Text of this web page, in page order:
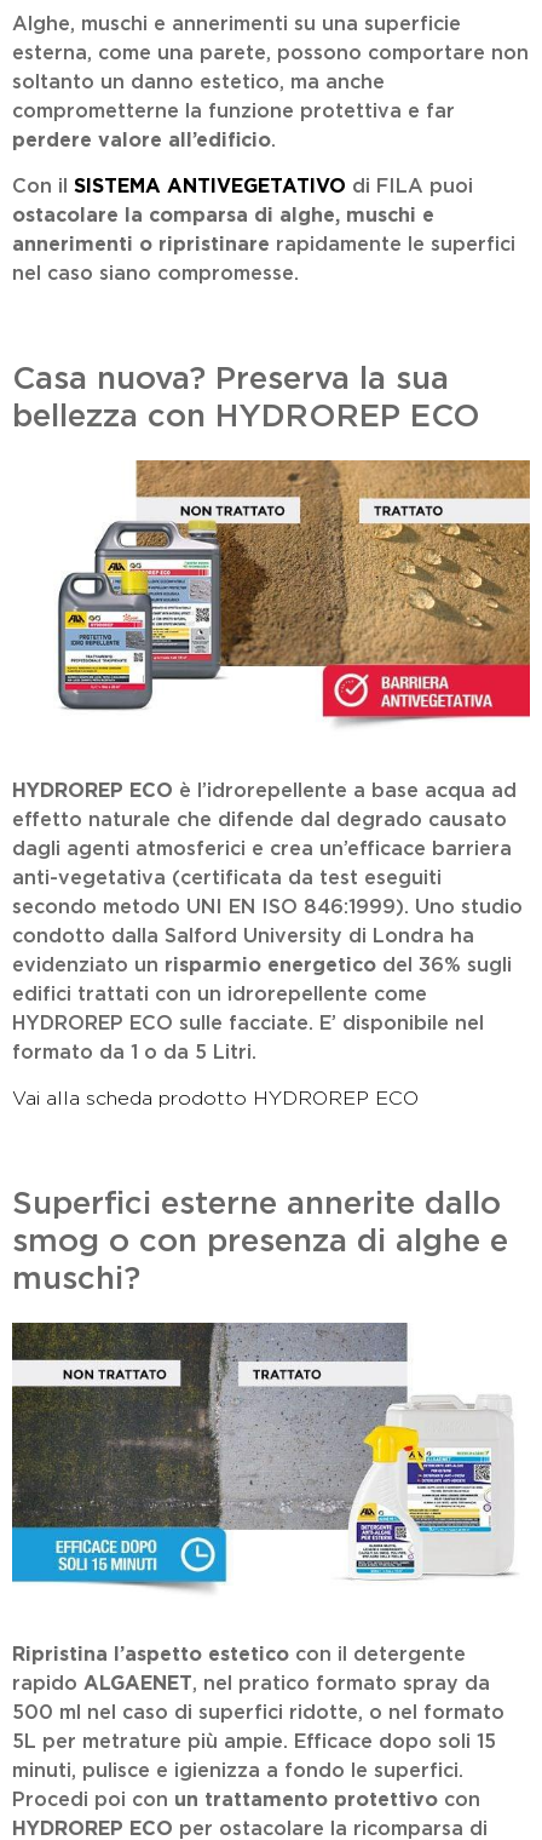
Alghe, muschi e annerimenti su una superficie
esterna, come una parete, possono comportare non
soltanto un danno estetico, ma anche
comprometterne la funzione protettiva e far
perdere valore all’edificio.
Con il SISTEMA ANTIVEGETATIVO di FILA puoi
ostacolare la comparsa di alghe, muschi e
annerimenti o ripristinare rapidamente le superfici
nel caso siano compromesse.
Casa nuova? Preserva la sua
bellezza con HYDROREP ECO
HYDROREP ECO è l’idrorepellente a base acqua ad
effetto naturale che difende dal degrado causato
dagli agenti atmosferici e crea un’efficace barriera
anti-vegetativa (certificata da test eseguiti
secondo metodo UNI EN ISO 846:1999). Uno studio
condotto dalla Salford University di Londra ha
evidenziato un risparmio energetico del 36% sugli
edifici trattati con un idrorepellente come
HYDROREP ECO sulle facciate. E’ disponibile nel
formato da 1 o da 5 Litri.
Vai alla scheda prodotto HYDROREP ECO
Superfici esterne annerite dallo
smog o con presenza di alghe e
muschi?
Ripristina l’aspetto estetico con il detergente
rapido ALGAENET, nel pratico formato spray da
500 ml nel caso di superfici ridotte, o nel formato
5L per metrature più ampie. Efficace dopo soli 15
minuti, pulisce e igienizza a fondo le superfici.
Procedi poi con un trattamento protettivo con
HYDROREP ECO per ostacolare la ricomparsa di